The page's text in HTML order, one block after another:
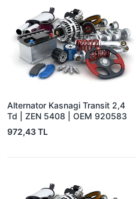
Alternator Kasnagi Transit 2,4
Td | ZEN 5408 | OEM 920583
972,43 TL